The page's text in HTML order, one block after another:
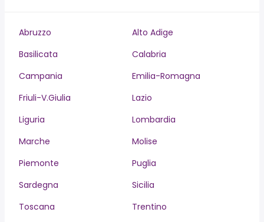
Abruzzo
Alto Adige
Basilicata
Calabria
Campania
Emilia-Romagna
Friuli-V.Giulia
Lazio
Liguria
Lombardia
Marche
Molise
Piemonte
Puglia
Sardegna
Sicilia
Toscana
Trentino